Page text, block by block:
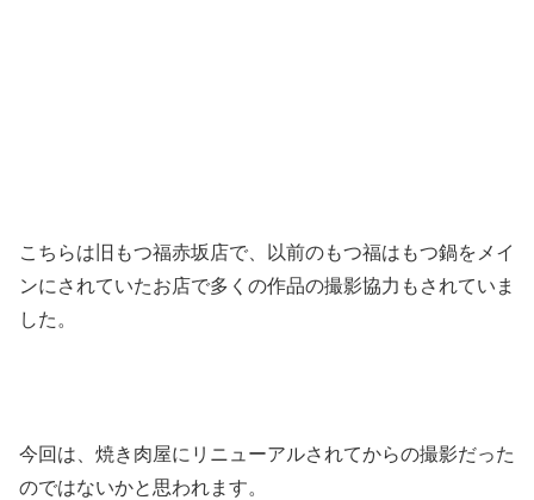
こちらは旧もつ福赤坂店で、以前のもつ福はもつ鍋をメイ
ンにされていたお店で多くの作品の撮影協力もされていま
した。
今回は、焼き肉屋にリニューアルされてからの撮影だった
のではないかと思われます。